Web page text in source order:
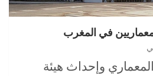
في المغرب
وإحداث هيئة